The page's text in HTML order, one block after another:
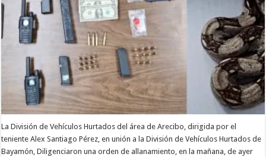
La División de Vehículos Hurtados del área de Arecibo, dirigida por el
teniente Alex Santiago Pérez, en unión a la División de Vehículos Hurtados de
Bayamón, Diligenciaron una orden de allanamiento, en la mañana, de ayer